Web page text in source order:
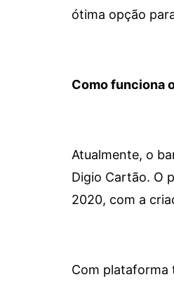
ótima opção
Como funciona
Atualmente, o
Digio Cartão. O
2020, com a
Com plataforma